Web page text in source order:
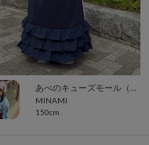
MINAMI
150cm